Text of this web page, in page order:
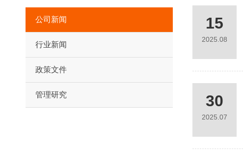
公司新闻
行业新闻
政策文件
管理研究
15
2025.08
30
2025.07